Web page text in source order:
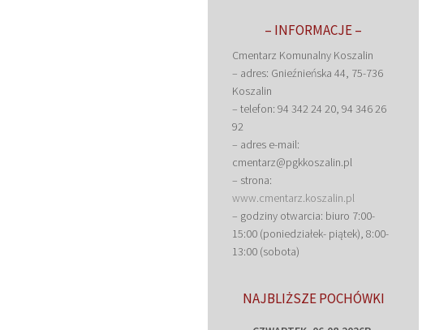
– INFORMACJE –
Cmentarz Komunalny Koszalin
– adres: Gnieźnieńska 44, 75-736
Koszalin
– telefon: 94 342 24 20, 94 346 26
92
– adres e-mail:
cmentarz@pgkkoszalin.pl
– strona:
www.cmentarz.koszalin.pl
– godziny otwarcia: biuro 7:00-
15:00 (poniedziałek- piątek), 8:00-
13:00 (sobota)
NAJBLIŻSZE POCHÓWKI